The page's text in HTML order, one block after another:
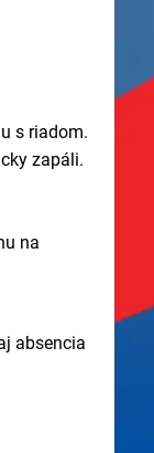
s riadom.
zapáli.
na
absencia